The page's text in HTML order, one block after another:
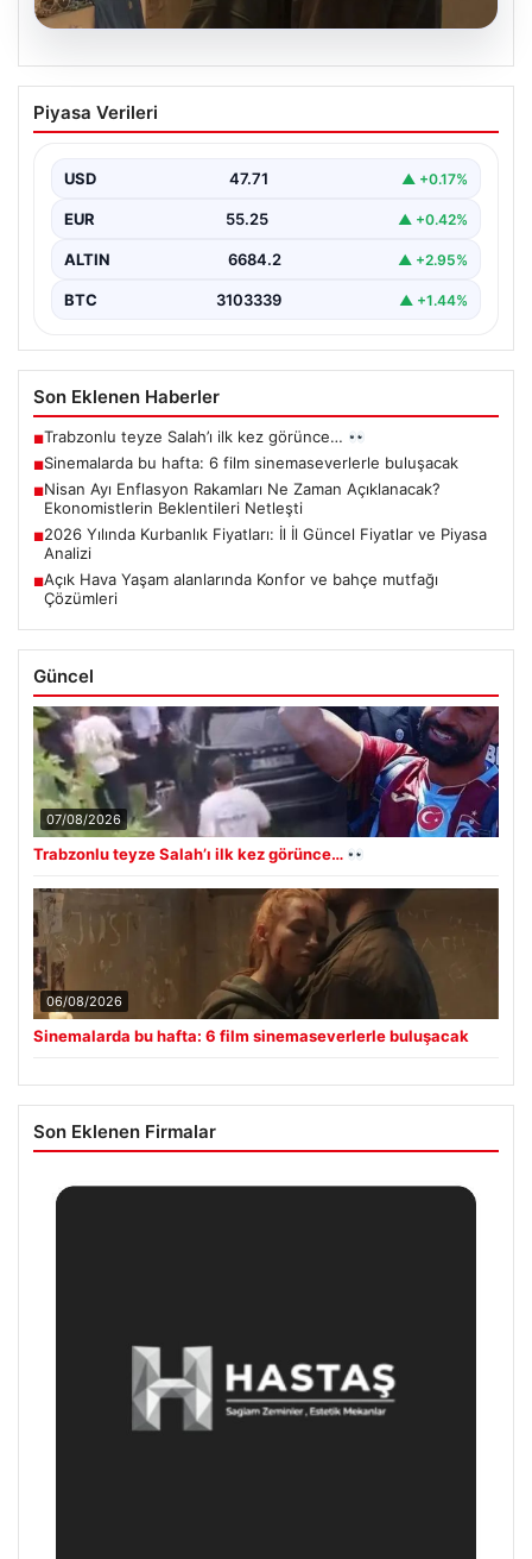
06.08.2026
Sinemalarda bu hafta: 6 film
sinemaseverlerle buluşacak
Piyasa Verileri
USD 47.71 ▲ +0.17%
EUR 55.25 ▲ +0.42%
ALTIN 6684.2 ▲ +2.95%
BTC 3103339 ▲ +1.44%
Son Eklenen Haberler
■Trabzonlu teyze Salah’ı ilk kez görünce…
■Sinemalarda bu hafta: 6 film sinemaseverlerle buluşacak
■Nisan Ayı Enflasyon Rakamları Ne Zaman Açıklanacak?
Ekonomistlerin Beklentileri Netleşti
■2026 Yılında Kurbanlık Fiyatları: İl İl Güncel Fiyatlar ve Piyasa
Analizi
■Açık Hava Yaşam alanlarında Konfor ve bahçe mutfağı
Çözümleri
Güncel
07/08/2026
Trabzonlu teyze Salah’ı ilk kez görünce…
06/08/2026
Sinemalarda bu hafta: 6 film sinemaseverlerle buluşacak
Son Eklenen Firmalar